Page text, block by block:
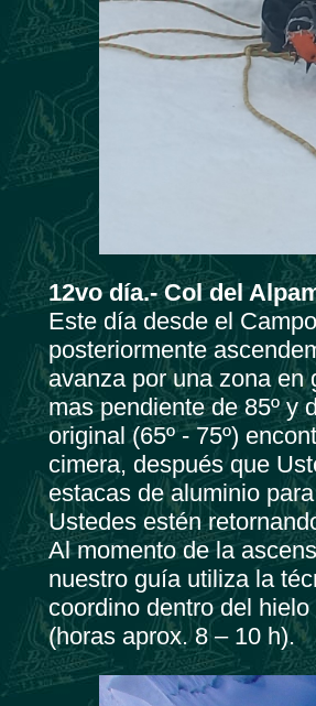
12vo día.- Col del
Este día desde el
posteriormente
avanza por una zona en
mas pendiente de 85º y
original (65º - 75º)
cimera, después que
estacas de aluminio
Ustedes estén
Al momento de la
nuestro guía utiliza la
coordino dentro del
(horas aprox. 8 – 10 h).